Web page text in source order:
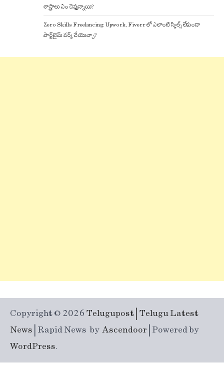
శాస్త్రాలు ఏం చెప్తున్నాయి?
Zero Skills Freelancing: Upwork, Fiverr లో ఎలాంటి స్కిల్స్ లేకుండా
పార్ట్‌టైమ్ వర్క్ చేయొచ్చా?
Copyright © 2026 Telugupost | Telugu Latest
News | Rapid News byAscendoor | Powered by
WordPress.